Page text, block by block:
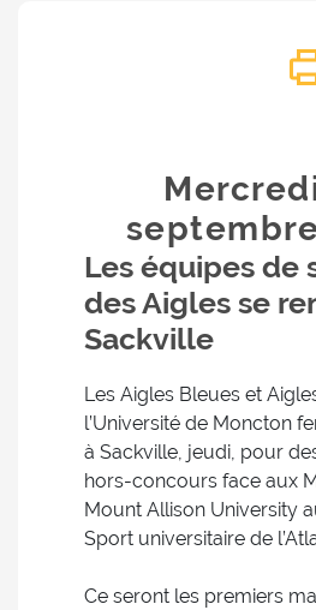
Les équipes de
des Aigles se
Sackville
Les Aigles Bleues et
l’Université de Moncton
à Sackville, jeudi, pour
hors-concours face aux
Mount Allison University
Sport universitaire de
Ce seront les premiers